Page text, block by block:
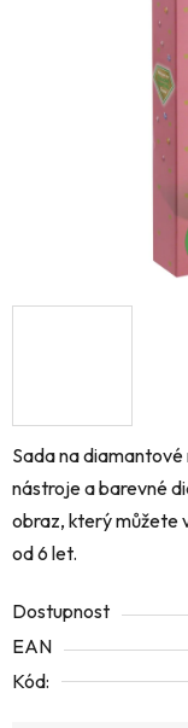
Sada na diamantové
nástroje a barevné
obraz, který můžete
od 6 let.
Dostupnost
EAN
Kód: